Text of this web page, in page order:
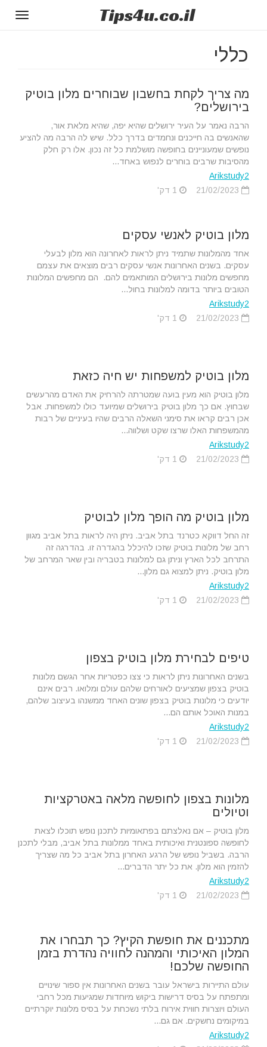
Tips4u.co.il
כללי
מה צריך לקחת בחשבון שבוחרים מלון בוטיק
בירושלים?
הרבה נאמר על העיר ירושלים שהיא יפה, שהיא מלאת אור,
שהאנשים בה חייכנים ונחמדים בדרך כלל. שיש לה הרבה מה להציע
נופשים שמעוניינים בחופשה מושלמת כל זה נכון. אלו רק חלק
מהסיבות שרבים בוחרים לנפוש באחד...
Arikstudy2
מלון בוטיק לאנשי עסקים
אחד מהמלונות שתמיד ניתן לראות לאחרונה הוא מלון לבעלי
עסקים. בשנים האחרונות אנשי עסקים רבים מוצאים את עצמם
מחפשים מלונות בירושלים המותאמים להם. הם מחפשים המלונות
הטובים ביותר בדומה למלונות בחול...
Arikstudy2
מלון בוטיק למשפחות יש חיה כזאת
מלון בוטיק הוא מעין בועה שמטרתה להרחיק את האדם מהרעשים
שבחוץ. אם כך מלון בוטיק בירושלים שמיועד כולו למשפחות. אבל
אכן רבים קראו את סימני השאלה הרבים שהיו בעיניים של רבות
מהמשפחות האלו שרצו שקט ושלווה...
Arikstudy2
מלון בוטיק מה הופך מלון לבוטיק
זה החל דווקא כטרנד בתל אביב. ניתן היה לראות בתל אביב מגוון
רחב של מלונות בוטיק שזכו להיכלל בהגדרה זו. בהדרגה זה
התרחב לכל הארץ וניתן גם למלונות בטבריה ובין שאר המרחב של
מלון בוטיק. ניתן למצוא גם מלון...
Arikstudy2
טיפים לבחירת מלון בוטיק בצפון
בשנים האחרונות ניתן לראות כי צצו כפטריות אחר הגשם מלונות
בוטיק בצפון שמציעים לאורחים שלהם עולם ומלואו. רבים אינם
יודעים כי מלונות בוטיק בצפון שונים האחד ממשנהו בעיצוב שלהם,
במנות האוכל אותם הם...
Arikstudy2
מלונות בצפון לחופשה מלאה באטרקציות
וטיולים
מלון בוטיק – אם נאלצתם בפתאומיות לתכנן נופש תוכלו לצאת
לחופשה ספונטנית ואיכותית באחד ממלונות בתל אביב, מבלי לתכנן
הרבה. בשביל נופש של הרגע האחרון בתל אביב כל מה שצריך
להזמין הוא מלון. את כל יתר הדברים...
Arikstudy2
מתכננים את חופשת הקיץ? כך תבחרו את
המלון האיכותי והמהנה לחוויה נהדרת בזמן
החופשה שלכם!
עולם התיירות בישראל עובר בשנים האחרונות אין ספור שינויים
ומתפתח על בסיס דרישות ביקוש מיוחדות שמגיעות מכל רחבי
העולם ויוצרות חווית אירוח בלתי נשכחת על בסיס מלונות יוקרתיים
במיקומים נחשקים. אם גם...
Arikstudy2